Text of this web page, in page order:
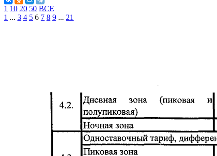
1 10 20 50 ВСЕ
1 ... 3 4 5 6 7 8 9 ... 21